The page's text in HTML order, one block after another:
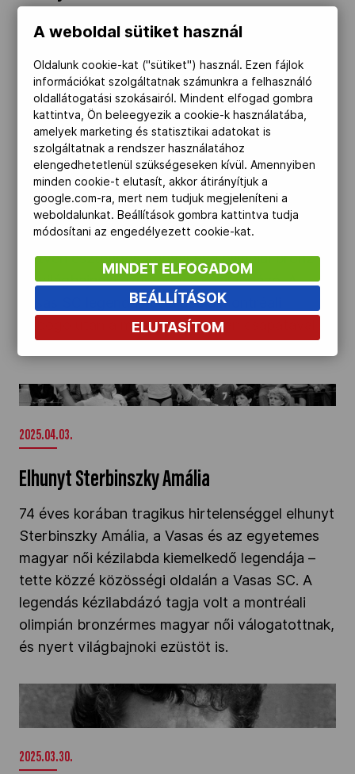
Április 20-án, 74 éves korában elhunyt Kocsis
birkózó – adta hírül a Magyar Birkózók
Szövetsége.
Angyal Éva 70 éves" />
2025.04.16.
Angyal Éva 70 éves
Hetven esztendős Angyal Éva olimpiai bronz-
és világbajnoki ezüstérmes kézilabdázó. A
Vasas SC legendás beállósa a montréali
dobogó után a moszkvai olimpián csapatával
Elhunyt Sterbinszky Amália" />
2025.04.03.
Elhunyt Sterbinszky Amália
74 éves korában tragikus hirtelenséggel elhunyt
Sterbinszky Amália, a Vasas és az egyetemes
magyar női kézilabda kiemelkedő legendája –
tette közzé közösségi oldalán a Vasas SC. A
legendás kézilabdázó tagja volt a montréali
olimpián bronzérmes magyar női válogatottnak,
és nyert világbajnoki ezüstöt is.
Elhunyt Bujdosó Ágota olimpiai bronzérmes
kézilabdázó" />
2025.03.30.
A weboldal sütiket használ
Oldalunk cookie-kat ("sütiket") használ. Ezen fájlok
információkat szolgáltatnak számunkra a felhasználó
oldallátogatási szokásairól. Mindent elfogad gombra
kattintva, Ön beleegyezik a cookie-k használatába,
amelyek marketing és statisztikai adatokat is
szolgáltatnak a rendszer használatához
elengedhetetlenül szükségeseken kívül. Amennyiben
minden cookie-t elutasít, akkor átirányítjuk a
google.com-ra, mert nem tudjuk megjeleníteni a
weboldalunkat. Beállítások gombra kattintva tudja
módosítani az engedélyezett cookie-kat.
MINDET ELFOGADOM
BEÁLLÍTÁSOK
ELUTASÍTOM